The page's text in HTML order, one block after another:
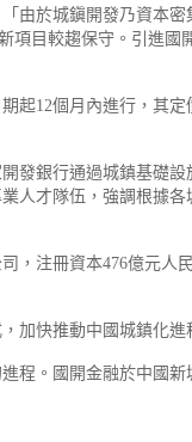
由於城鎭開發乃資本
項目較趨保守。引進國
起12個月內進行，其
發銀行通過城鎮基礎設
人才隊伍，強調根據各
，注冊資本476億元人
加快推動中國城鎮化進
程。國開金融於中國